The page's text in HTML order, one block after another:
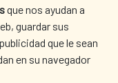
que nos ayudan a
guardar sus
que le sean
en su navegador
LIBRARY